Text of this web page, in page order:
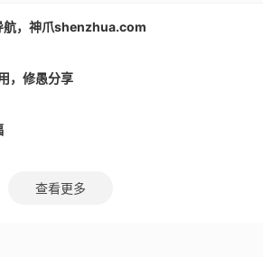
航，神爪shenzhua.com
，修愚分享
查看更多